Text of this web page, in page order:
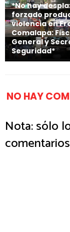
*No hay
forzado
violencia en
Comalapa:
General y
Seguridad*
NO HAY
Nota: sólo